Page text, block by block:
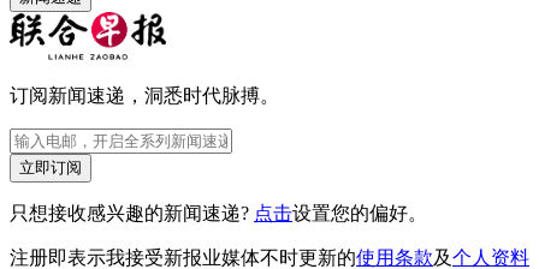
订阅新闻速递，洞悉时代脉搏。
立即订阅
只想接收感兴趣的新闻速递? 点击设置您的偏好。
注册即表示我接受新报业媒体不时更新的使用条款及个人资料